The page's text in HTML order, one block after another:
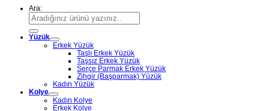
Ara:
Yüzük
Erkek Yüzük
Taşlı Erkek Yüzük
Taşsız Erkek Yüzük
Serçe Parmak Erkek Yüzük
Zihgir (Başparmak) Yüzük
Kadın Yüzük
Kolye
Kadın Kolye
Erkek Kolye